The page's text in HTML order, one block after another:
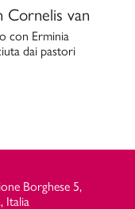
Cornelis van
con Erminia
dai pastori
Borghese 5,
Italia